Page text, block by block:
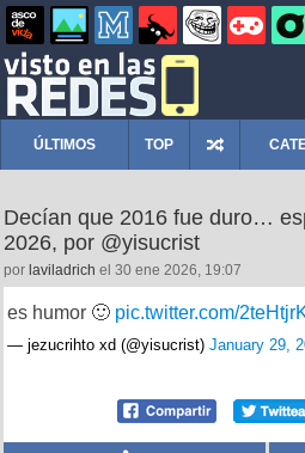
ÚLTIMOS TOP
Decían que 2016 fue duro…
2026, por @yisucrist
por laviladrich el 30 ene 2026, 19:07
es humor 🙂 pic.twitter.com/
— jezucrihto xd (@yisucrist) January 29,